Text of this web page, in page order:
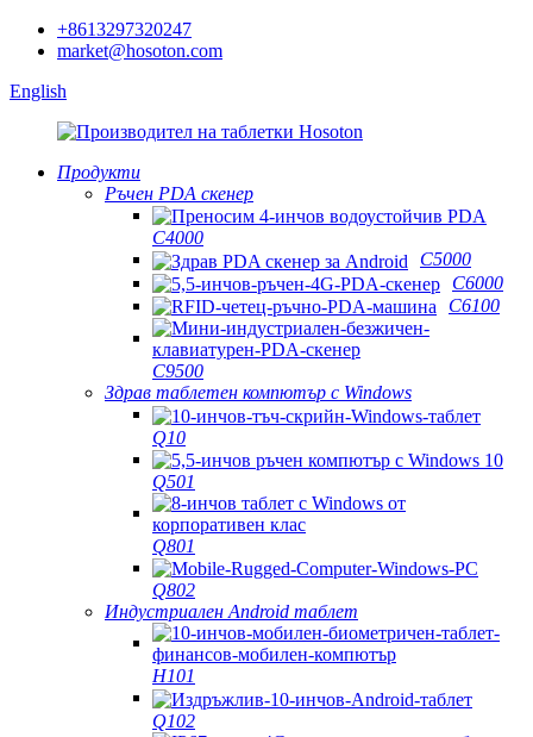
+8613297320247
market@hosoton.com
English
Продукти
Ръчен PDA скенер
C4000
C5000
C6000
C6100
C9500
Здрав таблетен компютър с Windows
Q10
Q501
Q801
Q802
Индустриален Android таблет
H101
Q102